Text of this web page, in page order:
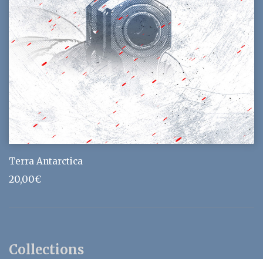
Collections
Terra Antarctica
20,00€